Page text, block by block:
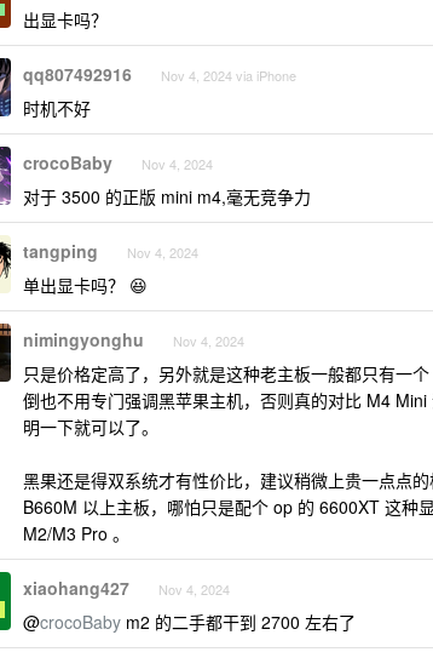
出显卡吗？
qq807492916 Nov 4, 2024 via iPhone
时机不好
crocoBaby Nov 4, 2024
对于 3500 的正版 mini m4,毫无竞争力
tangping Nov 4, 2024
单出显卡吗？ 😆
nimingyonghu Nov 4, 2024
只是价格定高了，另外就是这种老主板一般都只有一
倒也不用专门强调黑苹果主机，否则真的对比 M4
明一下就可以了。
黑果还是得双系统才有性价比，建议稍微上贵一点点
B660M 以上主板，哪怕只是配个 op 的 6600XT 这种
M2/M3 Pro 。
xiaohang427 Nov 4, 2024
@crocoBaby m2 的二手都干到 2700 左右了